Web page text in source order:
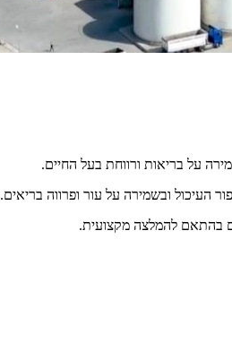
על בריאות ורווחת בעל החיים.
העיכול ובשמירה על עור ופרווה בריאים.
בהתאם להמלצה מקצועית.